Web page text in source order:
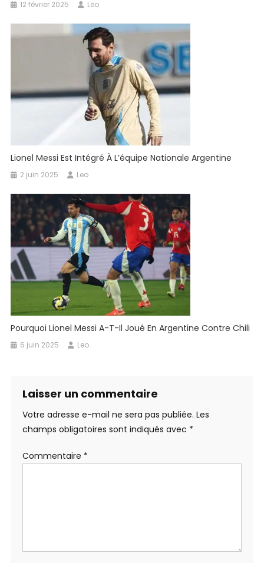
12 février 2025 Leo
Lionel Messi Est Intégré À L’équipe Nationale Argentine
2 juin 2025 Leo
Pourquoi Lionel Messi A-T-Il Joué En Argentine Contre Chili
6 juin 2025 Leo
Laisser un commentaire
Votre adresse e-mail ne sera pas publiée. Les
champs obligatoires sont indiqués avec *
Commentaire *